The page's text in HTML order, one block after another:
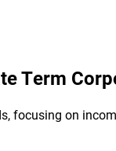
Term
focusing on